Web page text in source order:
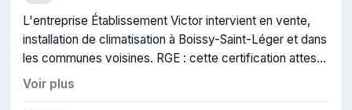
L'entreprise Établissement Victor intervient en vente,
installation de climatisation à Boissy-Saint-Léger et dans
les communes voisines. RGE : cette certification atteste
du savoir-faire de l'entreprise.
Voir plus